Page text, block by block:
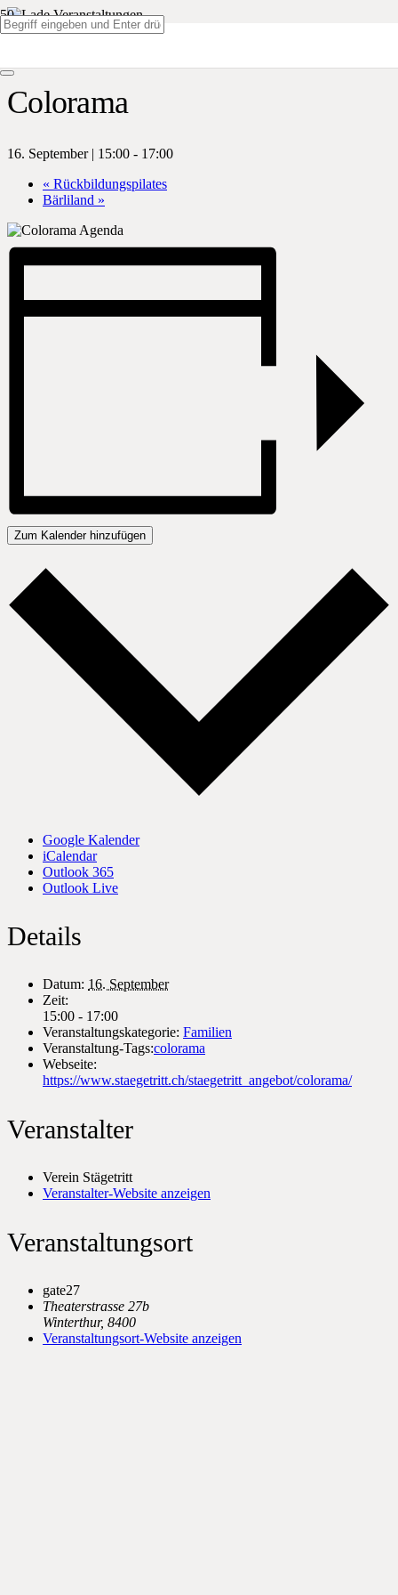
Colorama
16. September | 15:00 - 17:00
« Rückbildungspilates
Bärliland »
Zum Kalender hinzufügen
Google Kalender
iCalendar
Outlook 365
Outlook Live
Details
Datum: 16. September
Zeit:
15:00 - 17:00
Veranstaltungskategorie: Familien
Veranstaltung-Tags:colorama
Webseite:
https://www.staegetritt.ch/staegetritt_angebot/colorama/
Veranstalter
Verein Stägetritt
Veranstalter-Website anzeigen
Veranstaltungsort
gate27
Theaterstrasse 27b
Winterthur, 8400
Veranstaltungsort-Website anzeigen